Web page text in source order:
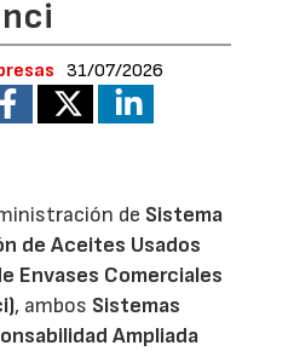
31/07/2026
de Sistema
de Aceites Usados
Envases Comerciales
, ambos Sistemas
Ampliada